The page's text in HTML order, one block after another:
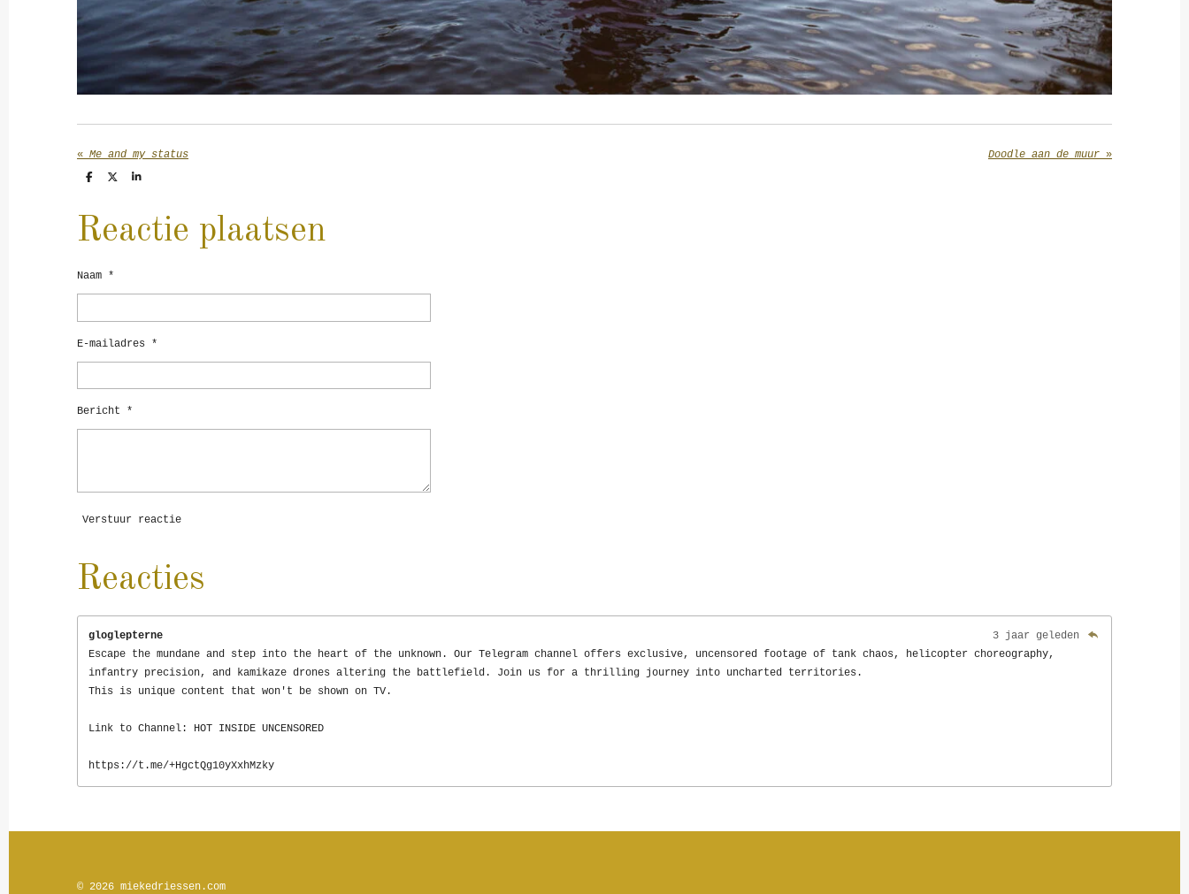
« Me and my status Doodle aan de muur »
D
e
n
D
S
e
Reactie plaatsen
Naam *
E-mailadres *
Bericht *
Verstuur reactie
Reacties
gloglepterne
3 jaar geleden
Escape the mundane and step into the heart of the unknown. Our Telegram channel offers exclusive, uncensored footage of tank chaos, helicopter choreography,
infantry precision, and kamikaze drones altering the battlefield. Join us for a thrilling journey into uncharted territories.
This is unique content that won't be shown on TV.
Link to Channel: HOT INSIDE UNCENSORED
https://t.me/+HgctQg10yXxhMzky
© 2026 miekedriessen.com